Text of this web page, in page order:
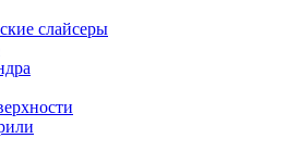
слайсеры